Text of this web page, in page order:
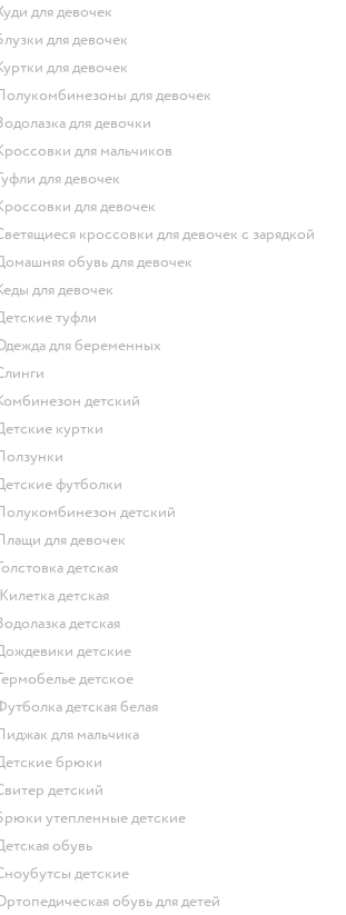
Худи для девочек
Блузки для девочек
Куртки для девочек
Полукомбинезоны для девочек
Водолазка для девочки
Кроссовки для мальчиков
Туфли для девочек
Кроссовки для девочек
Светящиеся кроссовки для девочек с зарядкой
Домашняя обувь для девочек
Кеды для девочек
Детские туфли
Одежда для беременных
Слинги
Комбинезон детский
Детские куртки
Ползунки
Детские футболки
Полукомбинезон детский
Плащи для девочек
Толстовка детская
Жилетка детская
Водолазка детская
Дождевики детские
Термобелье детское
Футболка детская белая
Пиджак для мальчика
Детские брюки
Свитер детский
Брюки утепленные детские
Детская обувь
Сноубутсы детские
Ортопедическая обувь для детей